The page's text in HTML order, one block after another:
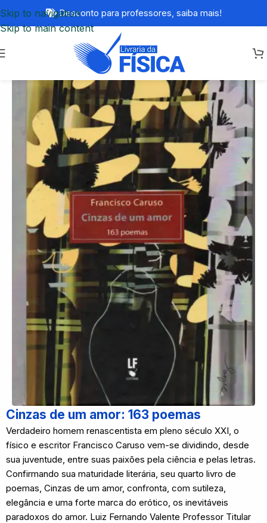
Skip to navigation
Skip to main content
Desconto para professores, saiba mais!
Cinzas de um amor: 163 poemas
Verdadeiro homem renascentista em pleno século XXI, o
físico e escritor Francisco Caruso vem-se dividindo, desde
sua juventude, entre suas paixões pela ciência e pelas letras.
Confirmando sua maturidade literária, seu quarto livro de
poemas, Cinzas de um amor, confronta, com sutileza,
elegância e uma forte marca do erótico, os inevitáveis
paradoxos do amor. Luiz Fernando Valente Professor Titular